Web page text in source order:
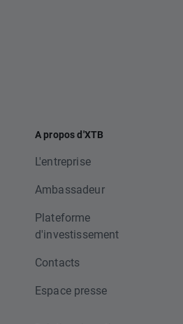
A propos d'XTB
L'entreprise
Ambassadeur
Plateforme
d'investissement
Contacts
Espace presse